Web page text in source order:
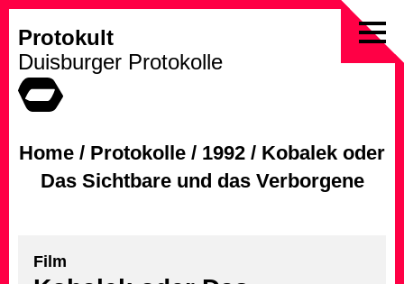
to
Protokult
Duisburger Protokolle
Home / Protokolle / 1992 / Kobalek oder
Das Sichtbare und das Verborgene
Film